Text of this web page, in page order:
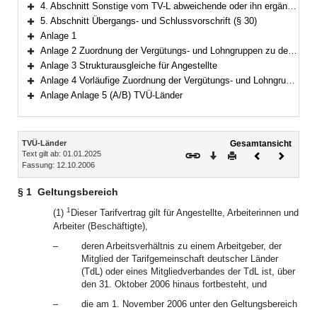
Bereich erweitern
4. Abschnitt Sonstige vom TV-L abweichende oder ihn ergänzende Bestimmungen (§§ 17–29h)
Bereich erweitern
5. Abschnitt Übergangs- und Schlussvorschrift (§ 30)
Bereich erweitern
Anlage 1
Bereich erweitern
Anlage 2 Zuordnung der Vergütungs- und Lohngruppen zu den Entgeltgruppen für am 31. Oktober 2006/1. November 2006 vorhandene Beschäftigte für die Überleitung (Länder)
Bereich erweitern
Anlage 3 Strukturausgleiche für Angestellte
Bereich erweitern
Anlage 4 Vorläufige Zuordnung der Vergütungs- und Lohngruppen zu den Entgeltgruppen für ab dem 1. November 2006 stattfindende Eingruppierungsvorgänge (Länder)
Anlage Anlage 5 (A/B) TVÜ-Länder
Inhalt
TVÜ-Länder
Text gilt ab: 01.01.2025
Fassung: 12.10.2006
Gesamtansicht
Download
DruckenVorheriges
§ 1 Geltungsbereich
(1) 1 Dieser Tarifvertrag gilt für Angestellte, Arbeiterinnen und
Arbeiter (Beschäftigte),
–
deren Arbeitsverhältnis zu einem Arbeitgeber, der
Mitglied der Tarifgemeinschaft deutscher Länder
(TdL) oder eines Mitgliedverbandes der TdL ist, über
den 31. Oktober 2006 hinaus fortbesteht, und
–
die am 1. November 2006 unter den Geltungsbereich